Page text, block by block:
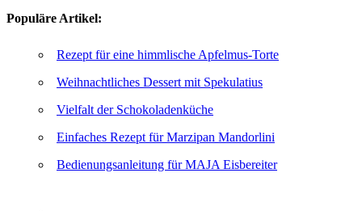
Populäre Artikel:
Rezept für eine himmlische Apfelmus-Torte
Weihnachtliches Dessert mit Spekulatius
Vielfalt der Schokoladenküche
Einfaches Rezept für Marzipan Mandorlini
Bedienungsanleitung für MAJA Eisbereiter